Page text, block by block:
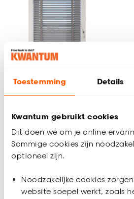
Toestemming Details
Kwantum gebruikt cookies
Dit doen we om je online
Sommige cookies zijn
optioneel zijn.
Noodzakelijke cookies
website soepel werkt, zoals
Fenstr Houten Jaloezie
5(1 )
al vanaf
114.